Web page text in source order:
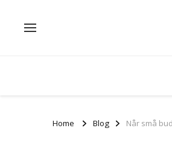
Home Blog Når små